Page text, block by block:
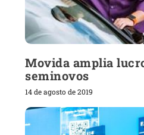
Movida amplia
seminovos
14 de agosto de 2019